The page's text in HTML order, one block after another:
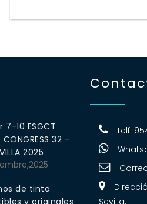
10 ESGCT
CONGRESS 32 –
2025
de tinta
Telf: